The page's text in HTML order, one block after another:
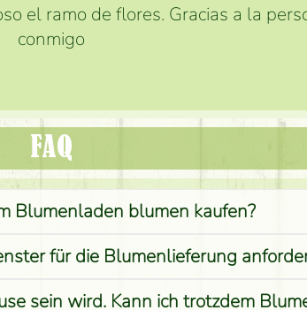
el ramo de flores. Gracias a la
conmigo
FAQ
Blumenladen blumen kaufen?
für die Blumenlieferung
sein wird. Kann ich trotzdem